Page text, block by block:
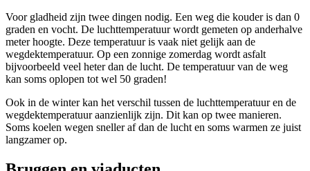
Voor gladheid zijn twee dingen nodig. Een weg die kouder is dan 0
graden en vocht. De luchttemperatuur wordt gemeten op anderhalve
meter hoogte. Deze temperatuur is vaak niet gelijk aan de
wegdektemperatuur. Op een zonnige zomerdag wordt asfalt
bijvoorbeeld veel heter dan de lucht. De temperatuur van de weg
kan soms oplopen tot wel 50 graden!
Ook in de winter kan het verschil tussen de luchttemperatuur en de
wegdektemperatuur aanzienlijk zijn. Dit kan op twee manieren.
Soms koelen wegen sneller af dan de lucht en soms warmen ze juist
langzamer op.